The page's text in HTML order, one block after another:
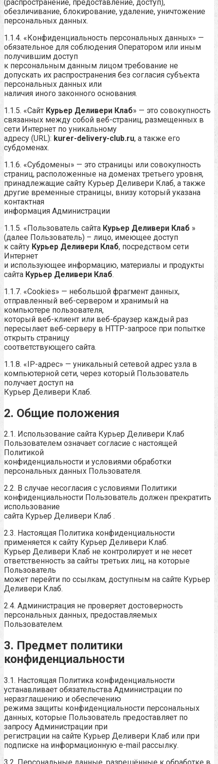
(распространение, предоставление, доступ),
обезличивание, блокирование, удаление, уничтожение
персональных данных.
1.1.4. «Конфиденциальность персональных данных» —
обязательное для соблюдения Оператором или иным
получившим доступ
к персональным данным лицом требование не
допускать их распространения без согласия субъекта
персональных данных или
наличия иного законного основания.
1.1.5. «Сайт Курьер Деливери Клаб» — это совокупность
связанных между собой веб-страниц, размещенных в
сети Интернет по уникальному
адресу (URL): kurer-delivery-club.ru, а также его
субдоменах.
1.1.6. «Субдомены» — это страницы или совокупность
страниц, расположенные на доменах третьего уровня,
принадлежащие сайту Курьер Деливери Клаб, а также
другие временные страницы, внизу который указана
контактная
информация Администрации
1.1.5. «Пользователь сайта Курьер Деливери Клаб »
(далее Пользователь) – лицо, имеющее доступ
к сайту Курьер Деливери Клаб, посредством сети
Интернет
и использующее информацию, материалы и продукты
сайта Курьер Деливери Клаб.
1.1.7. «Cookies» — небольшой фрагмент данных,
отправленный веб-сервером и хранимый на
компьютере пользователя,
который веб-клиент или веб-браузер каждый раз
пересылает веб-серверу в HTTP-запросе при попытке
открыть страницу
соответствующего сайта.
1.1.8. «IP-адрес» — уникальный сетевой адрес узла в
компьютерной сети, через который Пользователь
получает доступ на
Курьер Деливери Клаб.
2. Общие положения
2.1. Использование сайта Курьер Деливери Клаб
Пользователем означает согласие с настоящей
Политикой
конфиденциальности и условиями обработки
персональных данных Пользователя.
2.2. В случае несогласия с условиями Политики
конфиденциальности Пользователь должен прекратить
использование
сайта Курьер Деливери Клаб .
2.3. Настоящая Политика конфиденциальности
применяется к сайту Курьер Деливери Клаб.
Курьер Деливери Клаб не контролирует и не несет
ответственность за сайты третьих лиц, на которые
Пользователь
может перейти по ссылкам, доступным на сайте Курьер
Деливери Клаб.
2.4. Администрация не проверяет достоверность
персональных данных, предоставляемых
Пользователем.
3. Предмет политики
конфиденциальности
3.1. Настоящая Политика конфиденциальности
устанавливает обязательства Администрации по
неразглашению и обеспечению
режима защиты конфиденциальности персональных
данных, которые Пользователь предоставляет по
запросу Администрации при
регистрации на сайте Курьер Деливери Клаб или при
подписке на информационную e-mail рассылку.